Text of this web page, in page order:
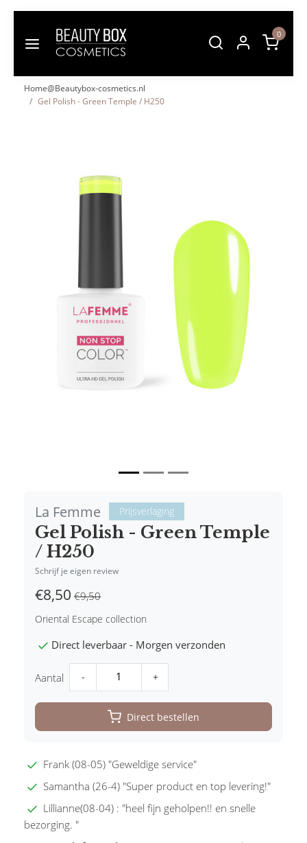
0
Home@Beautybox-cosmetics.nl
Gel Polish - Green Temple / H250
La Femme Prijsverlaging
Gel Polish - Green Temple
/ H250
Schrijf je eigen review
€8,50 €9,50
Oriental Escape collection
Direct leverbaar - Morgen verzonden
Aantal - +
Direct bestellen
Frank (08-05) "Geweldige service"
Samantha (26-4) "Super product en top levering!"
Lillianne(08-04) : "heel fijn geholpen!! en snelle
bezorging. "